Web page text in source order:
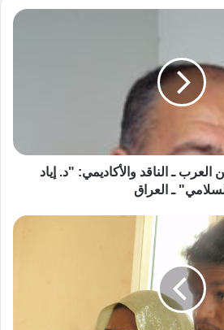
ب
ـ الناقد والأكاديمي: "د. إياد
ـ العراق